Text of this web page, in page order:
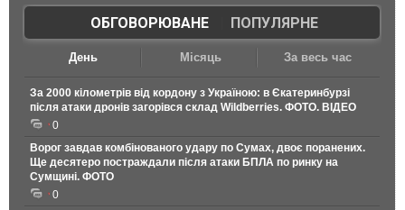
ОБГОВОРЮВАНЕ| ПОПУЛЯРНЕ
День Місяць За весь час
За 2000 кілометрів від кордону з Україною: в Єкатеринбурзі
після атаки дронів загорівся склад Wildberries. ФОТО. ВІДЕО
0
Ворог завдав комбінованого удару по Сумах, двоє поранених.
Ще десятеро постраждали після атаки БПЛА по ринку на
Сумщині. ФОТО
0